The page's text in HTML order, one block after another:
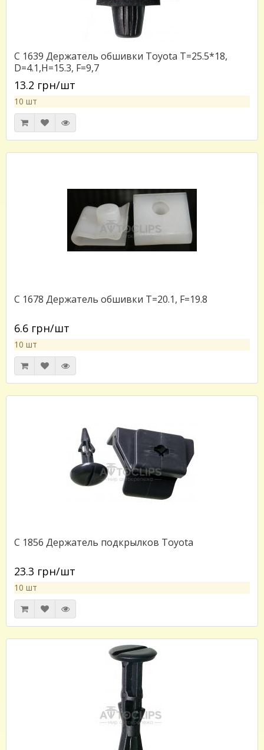
C 1639 Держатель обшивки Toyota T=25.5*18,
D=4.1,H=15.3, F=9,7
13.2 грн/шт
10 шт
C 1678 Держатель обшивки T=20.1, F=19.8
6.6 грн/шт
10 шт
C 1856 Держатель подкрылков Toyota
23.3 грн/шт
10 шт